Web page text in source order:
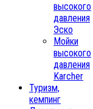
высокого
давления
Эско
Мойки
высокого
давления
Karcher
Туризм,
кемпинг